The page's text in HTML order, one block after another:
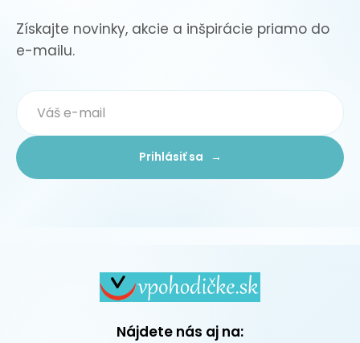
Získajte novinky, akcie a inšpirácie priamo do
e-mailu.
Prihlásiť sa →
Nájdete nás aj na: